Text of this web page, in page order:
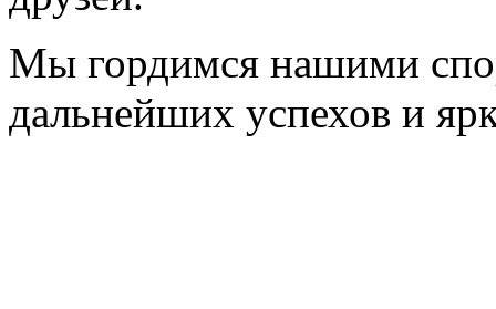
Мы гордимся нашими
дальнейших успехов и